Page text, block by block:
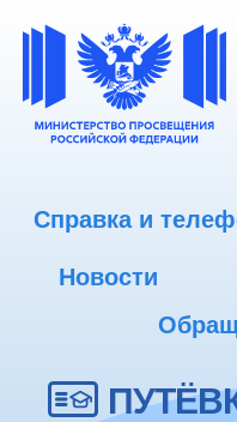
Справка и
Новости